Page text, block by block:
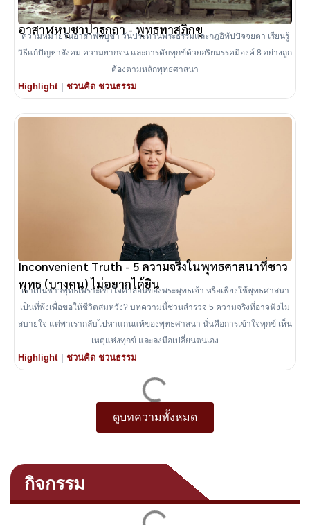
อาสาฬหบูชาปาฐกถา - พุทธทาสภิกขุ
ความหมายวันอาสาฬหบูชา วันประทานพระธรรมและกฎอิทัปปัจจยตา เรียนรู้
วิธีแก้ปัญหาสังคม ความยากจน และการดับทุกข์ด้วยอริยมรรคมีองค์ 8 อย่างถูก
ต้องตามหลักพุทธศาสนา
Highlight | ชวนคิด ชวนธรรม
Inconvenient Truth - 5 ความจริงในพุทธศาสนาที่ชาว
พุทธ (บางคน) ไม่อยากได้ยิน
เราเป็นชาวพุทธเพราะเข้าใจคำสอนของพระพุทธเจ้า หรือเพียงใช้พุทธศาสนา
เป็นที่พึ่งเพื่อขอให้ชีวิตสมหวัง? บทความนี้ชวนสำรวจ 5 ความจริงที่อาจฟังไม่
สบายใจ แต่พาเรากลับไปหาแก่นแท้ของพุทธศาสนา นั่นคือการเข้าใจทุกข์ เห็น
เหตุแห่งทุกข์ และลงมือเปลี่ยนตนเอง
Highlight | ชวนคิด ชวนธรรม
ดูบทความทั้งหมด
กิจกรรม
ยังไม่มีกิจกรรมใหม่ในขณะนี้